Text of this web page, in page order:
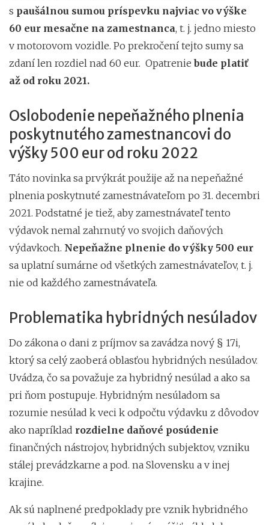
s paušálnou sumou príspevku najviac vo výške
60 eur mesačne na zamestnanca, t. j. jedno miesto
v motorovom vozidle. Po prekročení tejto sumy sa
zdaní len rozdiel nad 60 eur. Opatreniebude platiť
až od roku 2021.
Oslobodenie nepeňažného plnenia
poskytnutého zamestnancovi do
výšky 500 eur od roku 2022
Táto novinka sa prvýkrát použije až na nepeňažné
plnenia poskytnuté zamestnávateľom po 31. decembri
2021. Podstatné je tiež, aby zamestnávateľ tento
výdavok nemal zahrnutý vo svojich daňových
výdavkoch. Nepeňažne plnenie do výšky 500 eur
sa uplatní sumárne od všetkých zamestnávateľov, t. j.
nie od každého zamestnávateľa.
Problematika hybridných nesúladov
Do zákona o dani z príjmov sa zavádza nový § 17i,
ktorý sa celý zaoberá oblasťou hybridných nesúladov.
Uvádza, čo sa považuje za hybridný nesúlad a ako sa
pri ňom postupuje. Hybridným nesúladom sa
rozumie nesúlad k veci k odpočtu výdavku z dôvodov
ako napríklad rozdielne daňové posúdenie
finančných nástrojov, hybridných subjektov, vzniku
stálej prevádzkarne a pod. na Slovensku a v inej
krajine.
Ak sú naplnené predpoklady pre vznik hybridného